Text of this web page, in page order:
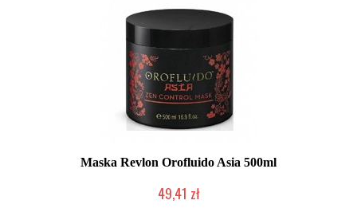
Maska Revlon Orofluido Asia 500ml
49,41 zł